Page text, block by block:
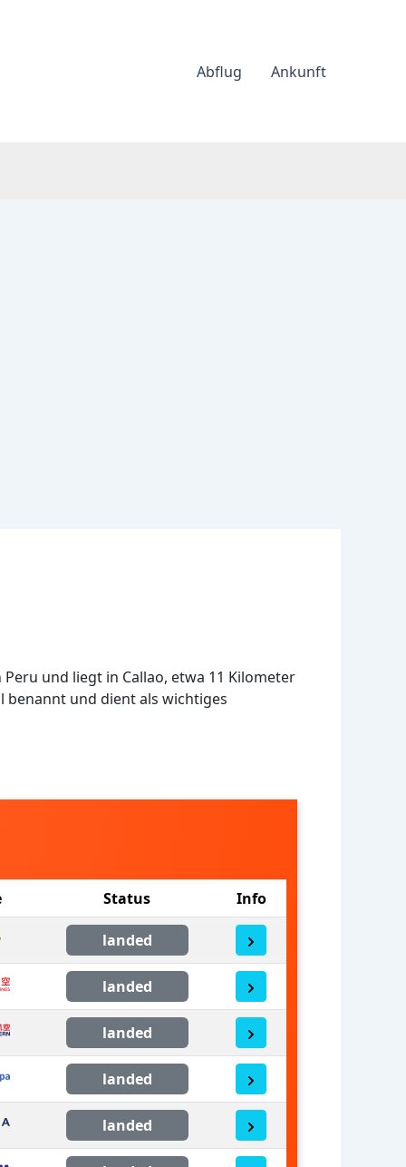
Abflug Ankunft
und liegt in Callao, etwa 11 Kilometer
benannt und dient als wichtiges
Status Info
landed
landed
landed
landed
landed